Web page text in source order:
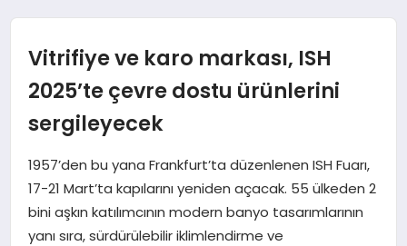
TEKNOLOJI
SPOR
YAŞAM
Vitrifiye ve karo markası, ISH
2025’te çevre dostu ürünlerini
sergileyecek
1957’den bu yana Frankfurt’ta düzenlenen ISH Fuarı,
17-21 Mart’ta kapılarını yeniden açacak. 55 ülkeden 2
bini aşkın katılımcının modern banyo tasarımlarının
yanı sıra, sürdürülebilir iklimlendirme ve